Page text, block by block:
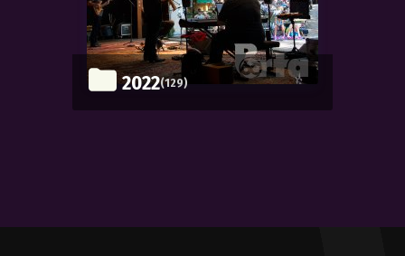
2022(129)